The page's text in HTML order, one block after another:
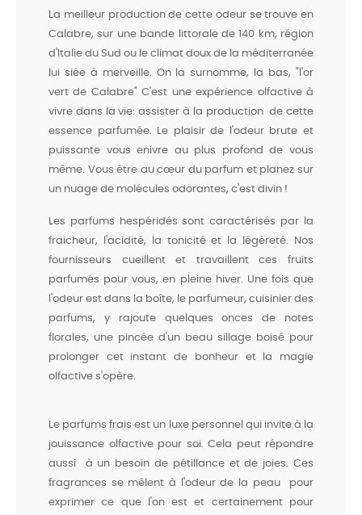
La meilleur production de cette odeur se trouve en
Calabre, sur une bande littorale de 140 km, région
d'Italie du Sud ou le climat doux de la méditerranée
lui siée à merveille. On la surnomme, la bas, "l'or
vert de Calabre" C'est une expérience olfactive à
vivre dans la vie: assister à la production de cette
essence parfumée. Le plaisir de l'odeur brute et
puissante vous enivre au plus profond de vous
même. Vous être au cœur du parfum et planez sur
un nuage de molécules odorantes, c'est divin !
Les parfums hespéridés sont caractérisés par la
fraicheur, l'acidité, la tonicité et la légèreté. Nos
fournisseurs cueillent et travaillent ces fruits
parfumés pour vous, en pleine hiver. Une fois que
l'odeur est dans la boîte, le parfumeur, cuisinier des
parfums, y rajoute quelques onces de notes
florales, une pincée d'un beau sillage boisé pour
prolonger cet instant de bonheur et la magie
olfactive s'opère.
Le parfums frais est un luxe personnel qui invite à la
jouissance olfactive pour soi. Cela peut répondre
aussi à un besoin de pétillance et de joies. Ces
fragrances se mêlent à l'odeur de la peau pour
exprimer ce que l'on est et certainement pour